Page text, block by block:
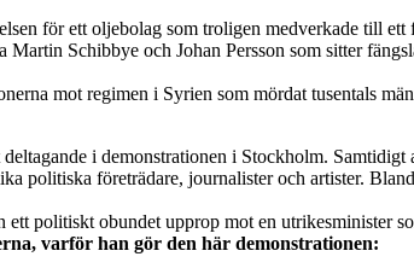
för ett oljebolag som troligen medverkade till
Schibbye och Johan Persson som sitter
mot regimen i Syrien som mördat tusentals
i demonstrationen i Stockholm. Samtidigt
politiska företrädare, journalister och artister.
ett politiskt obundet upprop mot en utrikesminister
varför han gör den här demonstrationen: